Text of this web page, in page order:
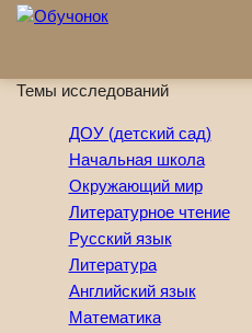
Перейти к основному содержанию
Темы исследований
ДОУ (детский сад)
Начальная школа
Окружающий мир
Литературное чтение
Русский язык
Литература
Английский язык
Математика